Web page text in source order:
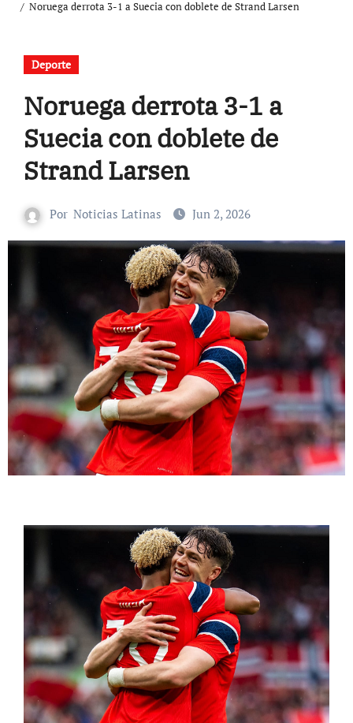
Noruega derrota 3-1 a Suecia con doblete de Strand Larsen
Deporte
Noruega derrota 3-1 a
Suecia con doblete de
Strand Larsen
Por Noticias Latinas Jun 2, 2026